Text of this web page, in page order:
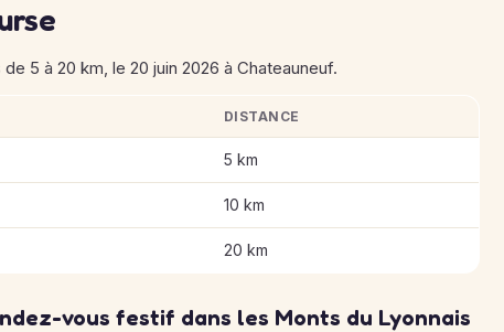
5 à 20 km, le 20 juin 2026 à Chateauneuf.
des Adrets
DISTANCE
5 km
10 km
20 km
vous festif dans les Monts du Lyonnais